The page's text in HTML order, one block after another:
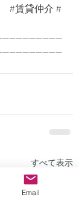
#賃貸仲介 #
すべて表示
Email